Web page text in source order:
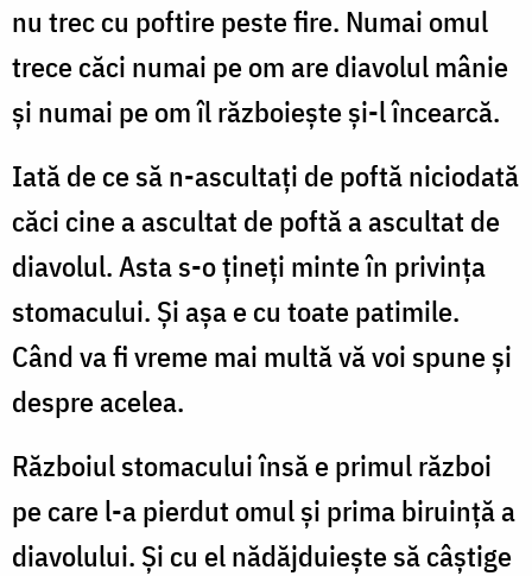
nu trec cu poftire peste fire. Numai omul
trece căci numai pe om are diavolul mânie
şi numai pe om îl războieşte şi-l încearcă.
Iată de ce să n-ascultaţi de poftă niciodată
căci cine a ascultat de poftă a ascultat de
diavolul. Asta s-o ţineţi minte în privinţa
stomacului. Şi aşa e cu toate patimile.
Când va fi vreme mai multă vă voi spune şi
despre acelea.
Războiul stomacului însă e primul război
pe care l-a pierdut omul şi prima biruinţă a
diavolului. Şi cu el nădăjduieşte să câştige